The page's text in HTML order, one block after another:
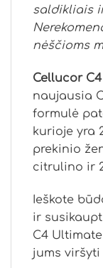
saldikliais
nėščioms
Cellucor
naujausia
formulė
kurioje yra
prekinio
citrulino ir
Ieškote
ir
C4
jums